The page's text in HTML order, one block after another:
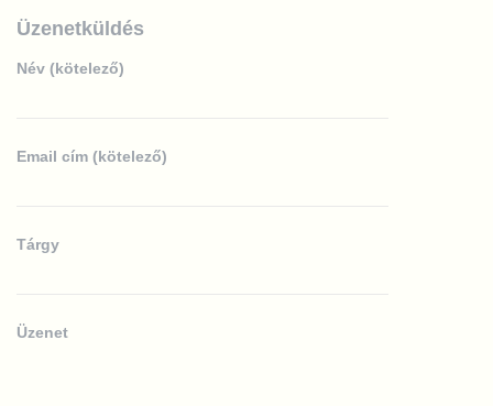
Üzenetküldés
Név (kötelező)
Email cím (kötelező)
Tárgy
Üzenet